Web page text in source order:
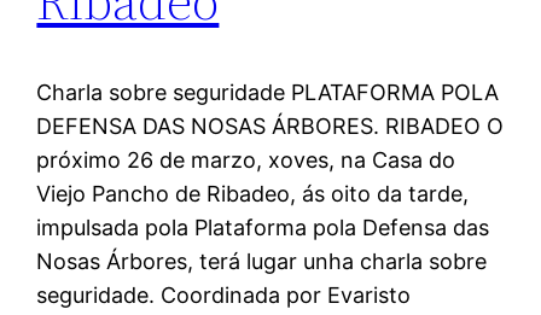
Charla sobre seguridade PLATAFORMA POLA
DEFENSA DAS NOSAS ÁRBORES. RIBADEO O
próximo 26 de marzo, xoves, na Casa do
Viejo Pancho de Ribadeo, ás oito da tarde,
impulsada pola Plataforma pola Defensa das
Nosas Árbores, terá lugar unha charla sobre
seguridade. Coordinada por Evaristo